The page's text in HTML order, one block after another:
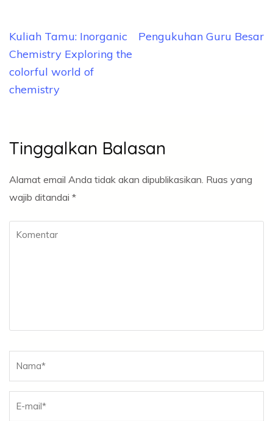
Kuliah Tamu: Inorganic
Chemistry Exploring the
colorful world of
chemistry
Pengukuhan Guru Besar
Tinggalkan Balasan
Alamat email Anda tidak akan dipublikasikan. Ruas yang
wajib ditandai *